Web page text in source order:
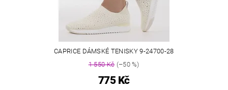
CAPRICE DÁMSKÉ TENISKY 9-24700-28
1 550 Kč(–50 %)
775 Kč